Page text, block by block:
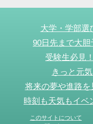
大学・学部選
90日先まで大
受験生必見
きっと元
将来の夢や進路を
時刻も天気もイベ
このサイトについて